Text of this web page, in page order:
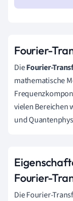
Fourier-
DieFourier-
mathematische
vielen Bereichen
und
Fourier-
Die Fourier-